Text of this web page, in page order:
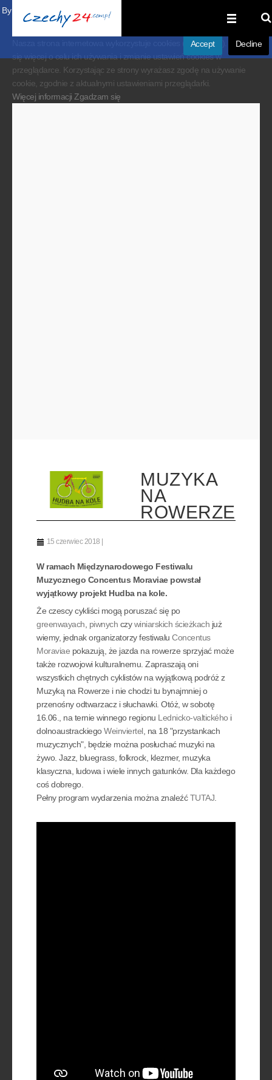
Nasza strona internetowa wykorzystuje cookies (ciasteczka). Dowiedz
się więcej o celu ich używania i zmianie ustawień cookies w
przeglądarce. Korzystając ze strony wyrażasz zgodę na używanie
cookie, zgodnie z aktualnymi ustawieniami przeglądarki.
Więcej informacji Zgadzam się
MUZYKA
NA
ROWERZE
15 czerwiec 2018
W ramach Międzynarodowego Festiwalu
Muzycznego Concentus Moraviae powstał
wyjątkowy projekt Hudba na kole.
Że czescy cykliści mogą poruszać się po
greenwayach piwnych czywiniarskich ścieżkach już
wiemy, jednak organizatorzy festiwaluConcentus
Moraviae pokazują, że jazda na rowerze sprzyjać może
także rozwojowi kulturalnemu. Zapraszają oni
wszystkich chętnych cyklistów na wyjątkową podróż z
Muzyką na Rowerze i nie chodzi tu bynajmniej o
przenośny odtwarzacz i słuchawki. Otóż, w sobotę
16.06., na ternie winnego regionu Lednicko-valtického i
dolnoaustrackiegoWeinviertel, na 18 "przystankach
muzycznych", będzie można posłuchać muzyki na
żywo. Jazz, bluegrass, folkrock, klezmer, muzyka
klasyczna, ludowa i wiele innych gatunków. Dla każdego
coś dobrego.
Pełny program wydarzenia można znaleźćTUTAJ
By visiting our website you agree that we are using cookies to ensure you to
get the best experience.
Accept Decline